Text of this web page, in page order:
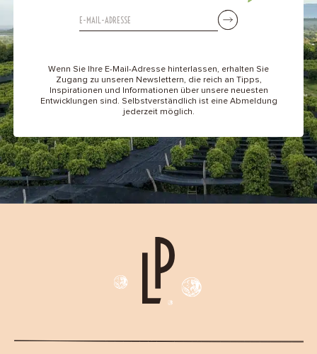
Wenn Sie Ihre E-Mail-Adresse hinterlassen, erhalten Sie
Zugang zu unseren Newslettern, die reich an Tipps,
Inspirationen und Informationen über unsere neuesten
Entwicklungen sind. Selbstverständlich ist eine Abmeldung
jederzeit möglich.